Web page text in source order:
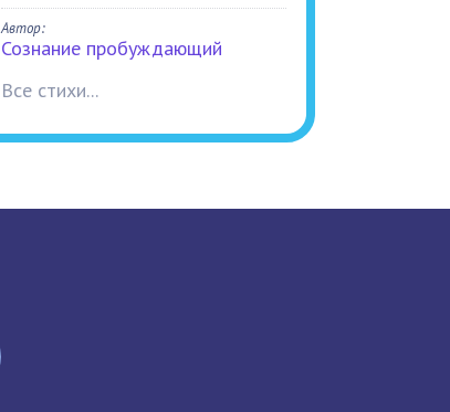
Автор:
Сознание пробуждающий
Все стихи...